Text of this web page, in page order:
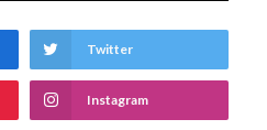
Twitter
Instagram